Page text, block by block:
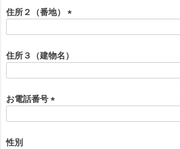
)
住所２（番地）
須
)
住所３（建物名）
お電話番号
性別